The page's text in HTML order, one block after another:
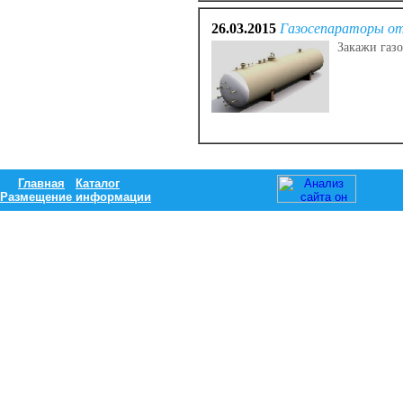
26.03.2015 Газосепараторы
Закажи
Главная
Каталог
Размещение информации